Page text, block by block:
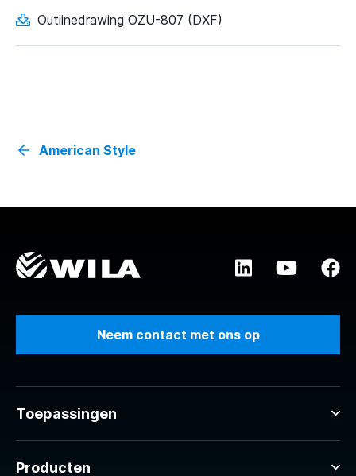
Outlinedrawing OZU-807 (DXF)
American Style
Neem contact met ons op
Toepassingen
Producten